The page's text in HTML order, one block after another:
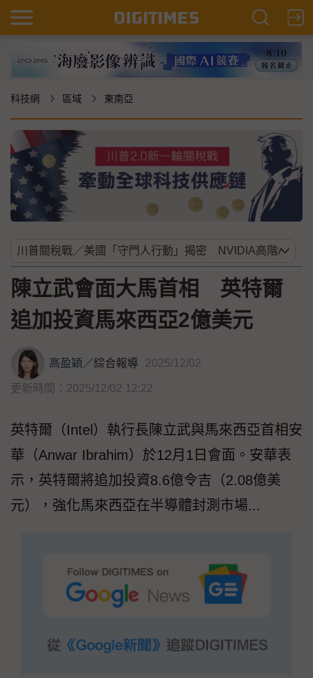
科技網 區域 東南亞
陳立武會面大馬首相 英特爾
追加投資馬來西亞2億美元
高盈穎 ／綜合報導 2025/12/02
更新時間：2025/12/02 12:22
英特爾（Intel）執行長陳立武與馬來西亞首相安
華（Anwar Ibrahim）於12月1日會面。安華表
示，英特爾將追加投資8.6億令吉（2.08億美
元），強化馬來西亞在半導體封測市場...